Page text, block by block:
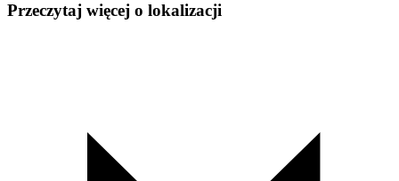
Przeczytaj więcej o lokalizacji